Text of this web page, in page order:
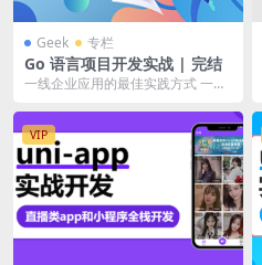
Geek 专栏
Go 语言项目开发实战 | 完结
一线企业应用的最佳实践方式 一套
解Go项目开发5...
VIP